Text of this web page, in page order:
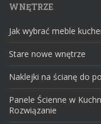
WNĘTRZE
Jak wybrać meble
Stare nowe wnętrze
Naklejki na ścianę do
Panele Ścienne w
Rozwiązanie